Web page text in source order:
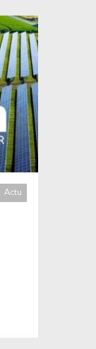
Actu